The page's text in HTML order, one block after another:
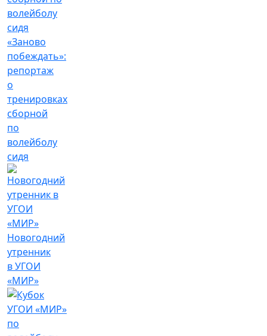
«Заново
побеждать»:
репортаж
о
тренировках
сборной
по
волейболу
сидя
Новогодний
утренник
в УГОИ
«МИР»